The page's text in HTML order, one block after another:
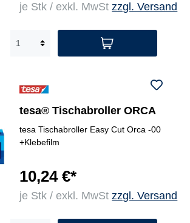
je Stk / exkl. MwStzzgl. Versand
tesa® Tischabroller ORCA
tesa Tischabroller Easy Cut Orca -00
+Klebefilm
10,24 €*
je Stk / exkl. MwStzzgl. Versand